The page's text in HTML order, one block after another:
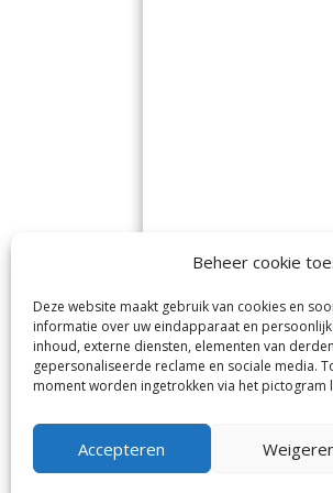
Beheer cookie
Deze website maakt gebruik van cookies en
informatie over uw eindapparaat en
inhoud, externe diensten, elementen van
gepersonaliseerde reclame en sociale media.
moment worden ingetrokken via het pictogram
Accepteren
De Nieuwe Meerbode
Visserstraat 10
1431 GJ Aalsmeer
0297-341900
info@meerbode.nl